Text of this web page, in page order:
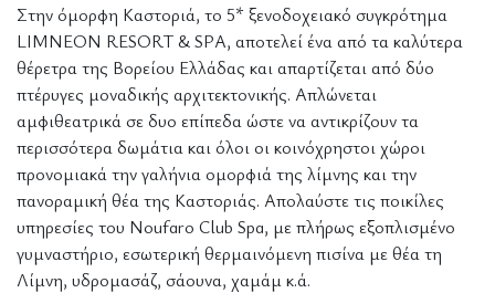
Στην όμορφη Καστοριά, το 5* ξενοδοχειακό συγκρότημα
LIMNEON RESORT & SPA, αποτελεί ένα από τα καλύτερα
θέρετρα της Βορείου Ελλάδας και απαρτίζεται από δύο
πτέρυγες μοναδικής αρχιτεκτονικής. Απλώνεται
αμφιθεατρικά σε δυο επίπεδα ώστε να αντικρίζουν τα
περισσότερα δωμάτια και όλοι οι κοινόχρηστοι χώροι
προνομιακά την γαλήνια ομορφιά της λίμνης και την
πανοραμική θέα της Καστοριάς. Απολαύστε τις ποικίλες
υπηρεσίες του Noufaro Club Spa, με πλήρως εξοπλισμένο
γυμναστήριο, εσωτερική θερμαινόμενη πισίνα με θέα τη
Λίμνη, υδρομασάζ, σάουνα, χαμάμ κ.ά.